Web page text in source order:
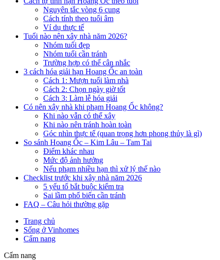
Nguyên tắc vòng 6 cung
Cách tính theo tuổi âm
Ví dụ thực tế
Tuổi nào nên xây nhà năm 2026?
Nhóm tuổi đẹp
Nhóm tuổi cần tránh
Trường hợp có thể cân nhắc
3 cách hóa giải hạn Hoang Ốc an toàn
Cách 1: Mượn tuổi làm nhà
Cách 2: Chọn ngày giờ tốt
Cách 3: Làm lễ hóa giải
Có nên xây nhà khi phạm Hoang Ốc không?
Khi nào vẫn có thể xây
Khi nào nên tránh hoàn toàn
Góc nhìn thực tế (quan trọng hơn phong thủy là gì)
So sánh Hoang Ốc – Kim Lâu – Tam Tai
Điểm khác nhau
Mức độ ảnh hưởng
Nếu phạm nhiều hạn thì xử lý thế nào
Checklist trước khi xây nhà năm 2026
5 yếu tố bắt buộc kiểm tra
Sai lầm phổ biến cần tránh
FAQ – Câu hỏi thường gặp
Trang chủ
Sống ở Vinhomes
Cẩm nang
Cẩm nang